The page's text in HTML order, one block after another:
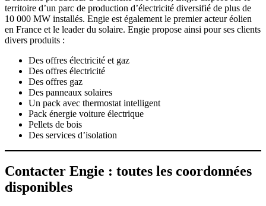
territoire d’un parc de production d’électricité diversifié de plus de
10 000 MW installés. Engie est également le premier acteur éolien
en France et le leader du solaire. Engie propose ainsi pour ses clients
divers produits :
Des offres électricité et gaz
Des offres électricité
Des offres gaz
Des panneaux solaires
Un pack avec thermostat intelligent
Pack énergie voiture électrique
Pellets de bois
Des services d’isolation
Contacter Engie : toutes les coordonnées
disponibles